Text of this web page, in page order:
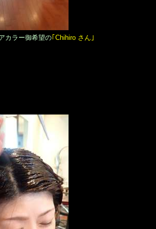
カラー御希望の｢Chihiro さん｣